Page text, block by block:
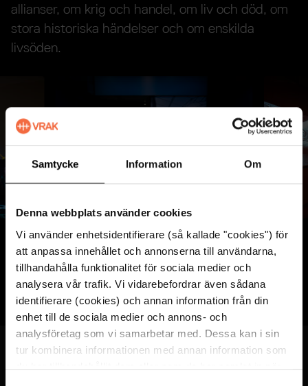
Samtycke Information Om
Denna webbplats använder cookies
Vi använder enhetsidentifierare (så kallade "cookies") för
att anpassa innehållet och annonserna till användarna,
tillhandahålla funktionalitet för sociala medier och
analysera vår trafik. Vi vidarebefordrar även sådana
identifierare (cookies) och annan information från din
enhet till de sociala medier och annons- och
analysföretag som vi samarbetar med. Dessa kan i sin
tur kombinera informationen med annan information som
du har tillhandahållit dem eller som de har samlat in när
allianser, om krig och handel, om liv och död, om
stora historiska händelser och om enskilda
livsöden.
Foto: Lovisa Brämming/Vrak/SMMTF. CC-BY.
Senast uppdaterad2025-10-31